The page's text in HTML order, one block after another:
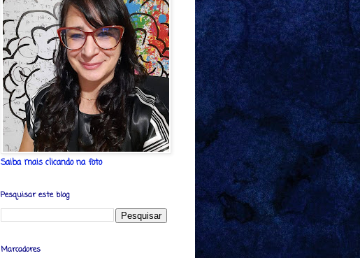
Saiba mais clicando na foto
Pesquisar este blog
Marcadores